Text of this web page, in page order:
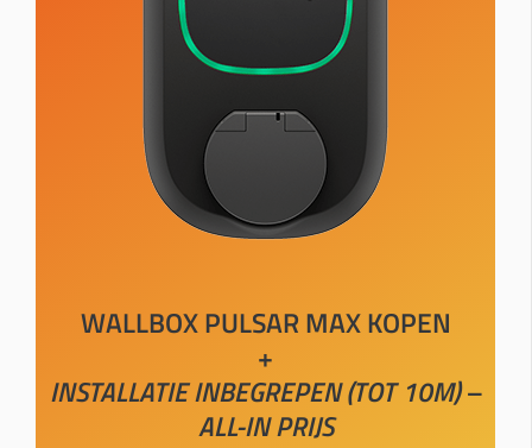
WALLBOX PULSAR MAX KOPEN
+
INSTALLATIE INBEGREPEN (TOT 10M) –
ALL-IN PRIJS